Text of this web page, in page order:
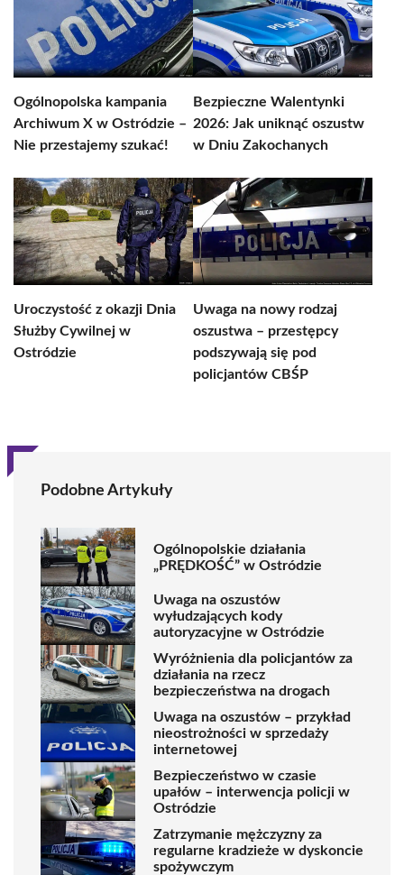
Ogólnopolska kampania
Archiwum X w Ostródzie –
Nie przestajemy szukać!
Bezpieczne Walentynki
2026: Jak uniknąć oszustw
w Dniu Zakochanych
Uroczystość z okazji Dnia
Służby Cywilnej w
Ostródzie
Uwaga na nowy rodzaj
oszustwa – przestępcy
podszywają się pod
policjantów CBŚP
Podobne Artykuły
Ogólnopolskie działania
„PRĘDKOŚĆ” w Ostródzie
Uwaga na oszustów
wyłudzających kody
autoryzacyjne w Ostródzie
Wyróżnienia dla policjantów za
działania na rzecz
bezpieczeństwa na drogach
Uwaga na oszustów – przykład
nieostrożności w sprzedaży
internetowej
Bezpieczeństwo w czasie
upałów – interwencja policji w
Ostródzie
Zatrzymanie mężczyzny za
regularne kradzieże w dyskoncie
spożywczym